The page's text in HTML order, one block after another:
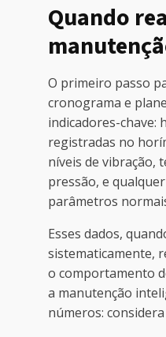
Quando
O primeiro passo
cronograma e
indicadores-chave:
registradas no
níveis de vibração,
pressão, e
parâmetros
Esses dados,
sistematicamente,
o comportamento
a manutenção
números: